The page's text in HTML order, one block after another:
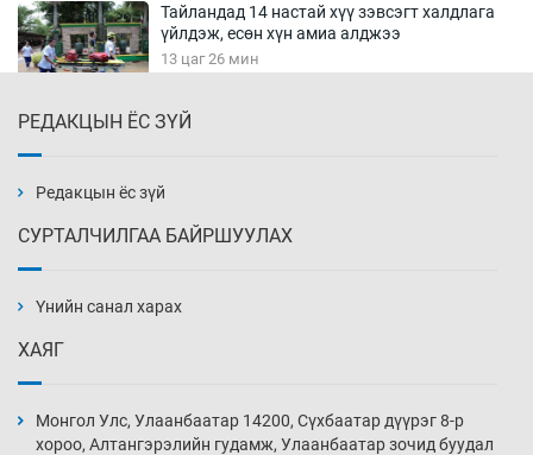
Тайландад 14 настай хүү зэвсэгт халдлага
үйлдэж, есөн хүн амиа алджээ
13 цаг 26 мин
14 цаг 26 мин
14 цаг 56 мин
РЕДАКЦЫН ЁС ЗҮЙ
Редакцын ёс зүй
СУРТАЛЧИЛГАА БАЙРШУУЛАХ
Үнийн санал харах
ХАЯГ
Монгол Улс, Улаанбаатар 14200, Сүхбаатар дүүрэг 8-р
хороо, Алтангэрэлийн гудамж, Улаанбаатар зочид буудал